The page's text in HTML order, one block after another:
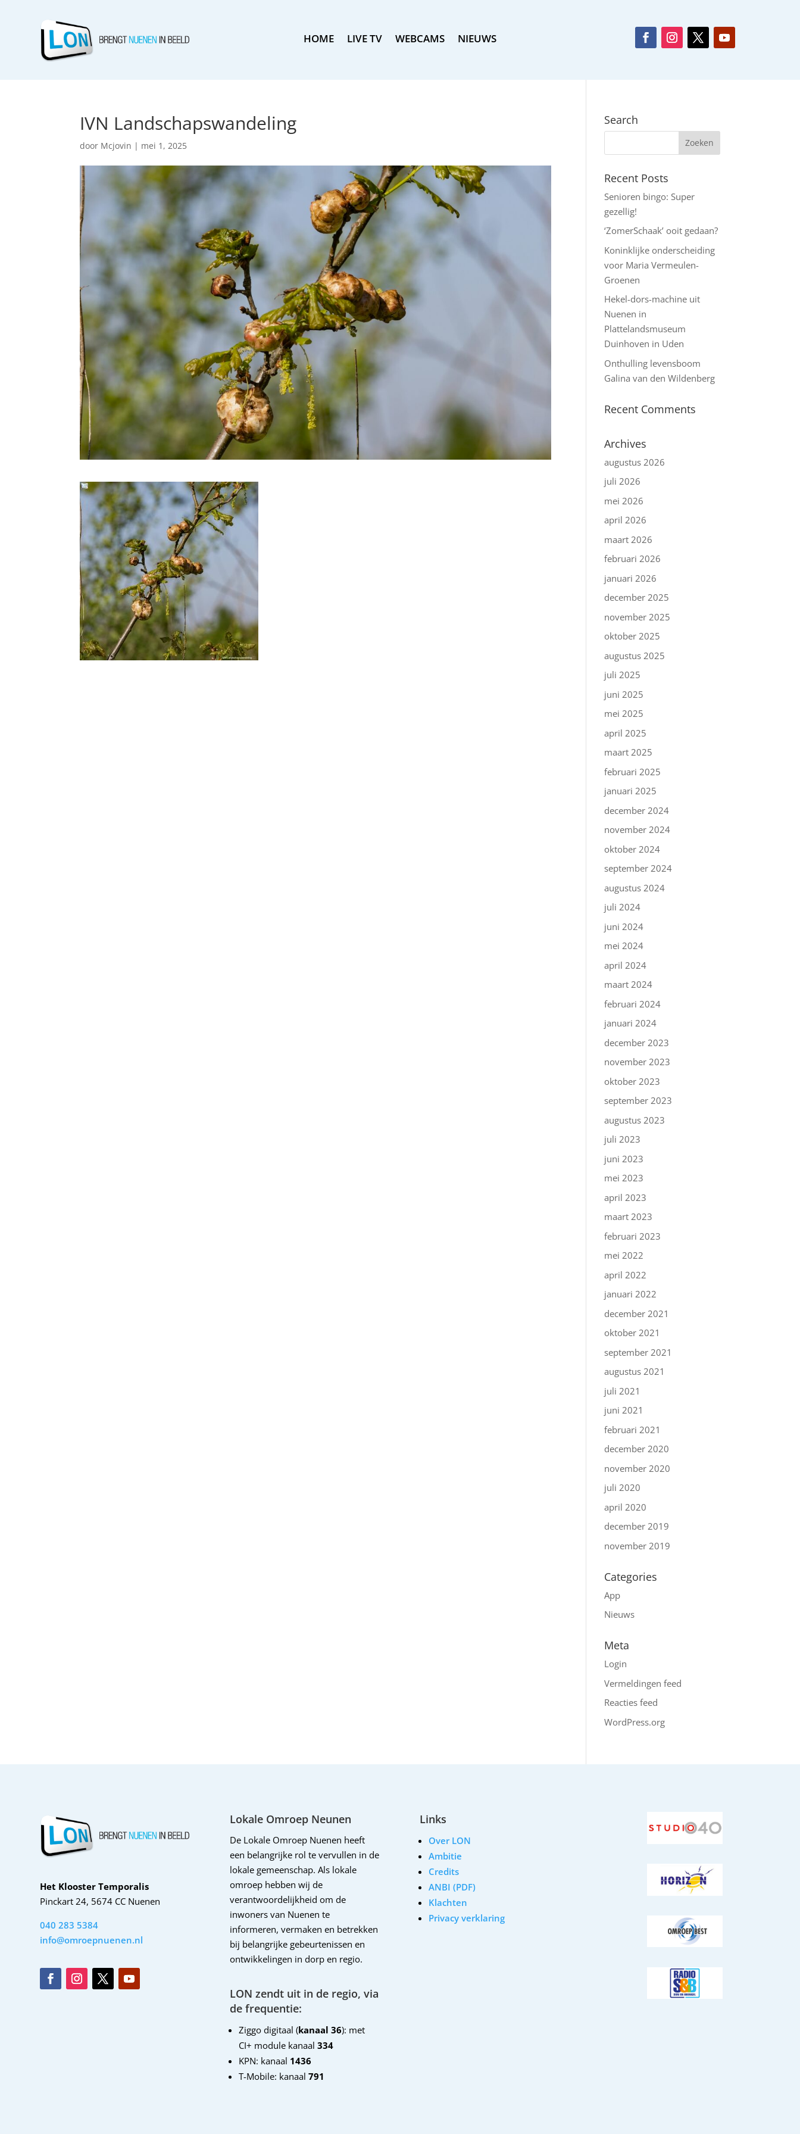
HOME LIVE TV WEBCAMS NIEUWS
IVN Landschapswandeling
door Mcjovin | mei 1, 2025
Search
Recent Posts
Senioren bingo: Super
gezellig!
‘ZomerSchaak’ ooit gedaan?
Koninklijke onderscheiding
voor Maria Vermeulen-
Groenen
Hekel-dors-machine uit
Nuenen in
Plattelandsmuseum
Duinhoven in Uden
Onthulling levensboom
Galina van den Wildenberg
Recent Comments
Archives
augustus 2026
juli 2026
mei 2026
april 2026
maart 2026
februari 2026
januari 2026
december 2025
november 2025
oktober 2025
augustus 2025
juli 2025
juni 2025
mei 2025
april 2025
maart 2025
februari 2025
januari 2025
december 2024
november 2024
oktober 2024
september 2024
augustus 2024
juli 2024
juni 2024
mei 2024
april 2024
maart 2024
februari 2024
januari 2024
december 2023
november 2023
oktober 2023
september 2023
augustus 2023
juli 2023
juni 2023
mei 2023
april 2023
maart 2023
februari 2023
mei 2022
april 2022
januari 2022
december 2021
oktober 2021
september 2021
augustus 2021
juli 2021
juni 2021
februari 2021
december 2020
november 2020
juli 2020
april 2020
december 2019
november 2019
Categories
App
Nieuws
Meta
Login
Vermeldingen feed
Reacties feed
WordPress.org
Het Klooster Temporalis
Pinckart 24, 5674 CC Nuenen
040 283 5384
info@omroepnuenen.nl
Lokale Omroep Neunen
De Lokale Omroep Nuenen heeft
een belangrijke rol te vervullen in de
lokale gemeenschap. Als lokale
omroep hebben wij de
verantwoordelijkheid om de
inwoners van Nuenen te
informeren, vermaken en betrekken
bij belangrijke gebeurtenissen en
ontwikkelingen in dorp en regio.
LON zendt uit in de regio, via
de frequentie:
Ziggo digitaal (kanaal 36): met
CI+ module kanaal 334
KPN: kanaal 1436
T-Mobile: kanaal791
Links
Over LON
Ambitie
Credits
ANBI (PDF)
Klachten
Privacy verklaring